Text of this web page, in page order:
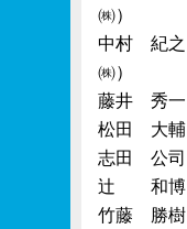
㈱）
中村 紀
㈱）
藤井 秀一
松田 大輔
志田 公司
辻 和博
竹藤 勝樹